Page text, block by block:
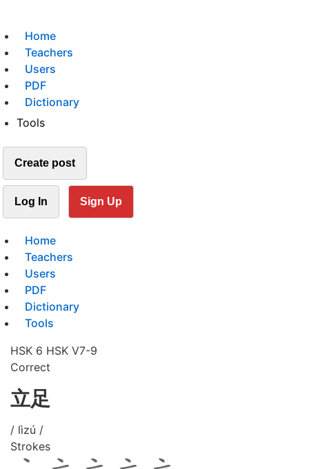
Home
Teachers
Users
PDF
Dictionary
Tools
Create post
Log In Sign Up
Home
Teachers
Users
PDF
Dictionary
Tools
HSK 6 HSK V7-9
Correct
立足
/ lìzú /
Strokes